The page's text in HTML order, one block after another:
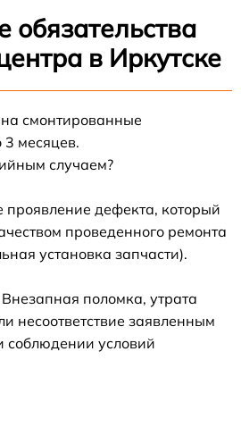
обязательства
в Иркутске
на смонтированные
месяцев.
случаем?
проявление дефекта, который
проведенного ремонта
установка запчасти).
поломка, утрата
несоответствие заявленным
соблюдении условий